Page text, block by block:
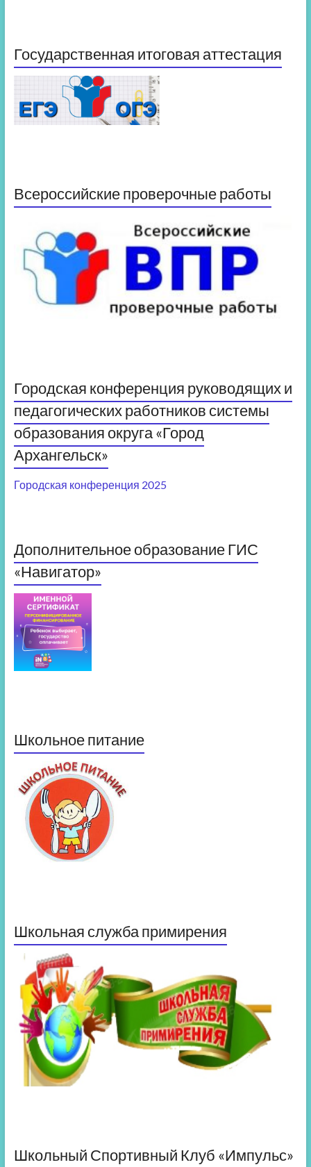
Государственная итоговая аттестация
Всероссийские проверочные работы
Городская конференция руководящих и
педагогических работников системы
образования округа «Город
Архангельск»
Городская конференция 2025
Дополнительное образование ГИС
«Навигатор»
Школьное питание
Школьная служба примирения
Школьный Спортивный Клуб «Импульс»